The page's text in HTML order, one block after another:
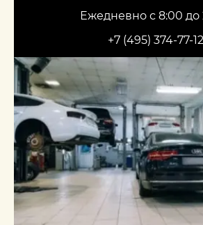
Ежедневно с 8:00 до
+7 (495) 374-77-12